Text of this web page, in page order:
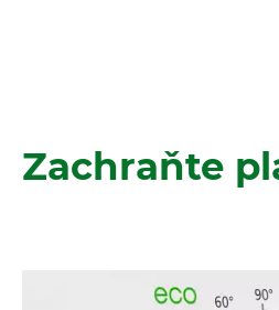
Zachraňte